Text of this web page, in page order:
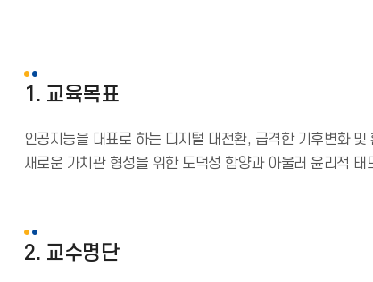
1. 교육목표
인공지능을 대표로 하는 디지털 대전환, 급격한 기후변화
새로운 가치관 형성을 위한 도덕성 함양과 아울러 윤리적
2. 교수명단